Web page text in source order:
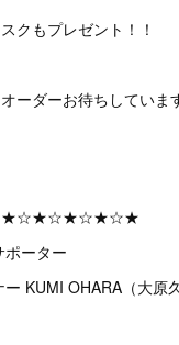
クもプレゼント！！
ーダーお待ちしていま
ーター
ー KUMI OHARA（大原